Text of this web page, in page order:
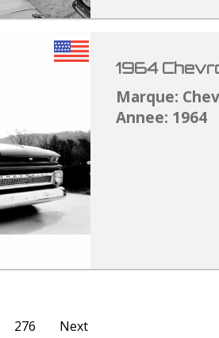
1964
Marque:
Annee: 1964
276 Next